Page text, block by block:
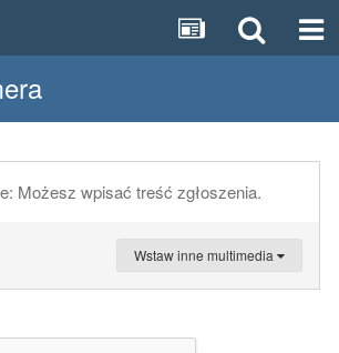
Możesz wpisać treść zgłoszenia.
Wstaw inne multimedia